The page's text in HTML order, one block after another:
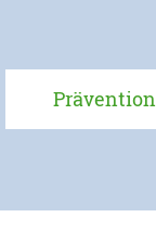
Prävention